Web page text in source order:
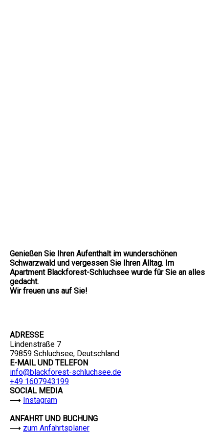
Genießen Sie Ihren Aufenthalt im wunderschönen
Schwarzwald und vergessen Sie Ihren Alltag. Im
Apartment Blackforest-Schluchsee wurde für Sie an alles
gedacht.
Wir freuen uns auf Sie!
ADRESSE
Lindenstraße 7
79859 Schluchsee, Deutschland
E-MAIL UND TELEFON
info@blackforest-schluchsee.de
+49 1607943199
SOCIAL MEDIA
⟶ Instagram
ANFAHRT UND BUCHUNG
⟶ zum Anfahrtsplaner